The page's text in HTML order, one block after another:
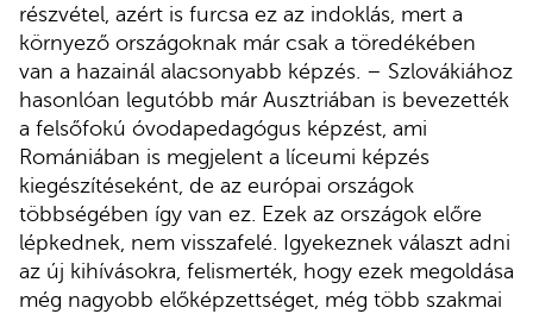
részvétel, azért is furcsa ez az indoklás, mert a
környező országoknak már csak a töredékében
van a hazainál alacsonyabb képzés. – Szlovákiához
hasonlóan legutóbb már Ausztriában is bevezették
a felsőfokú óvodapedagógus képzést, ami
Romániában is megjelent a líceumi képzés
kiegészítéseként, de az európai országok
többségében így van ez. Ezek az országok előre
lépkednek, nem visszafelé. Igyekeznek választ adni
az új kihívásokra, felismerték, hogy ezek megoldása
még nagyobb előképzettséget, még több szakmai